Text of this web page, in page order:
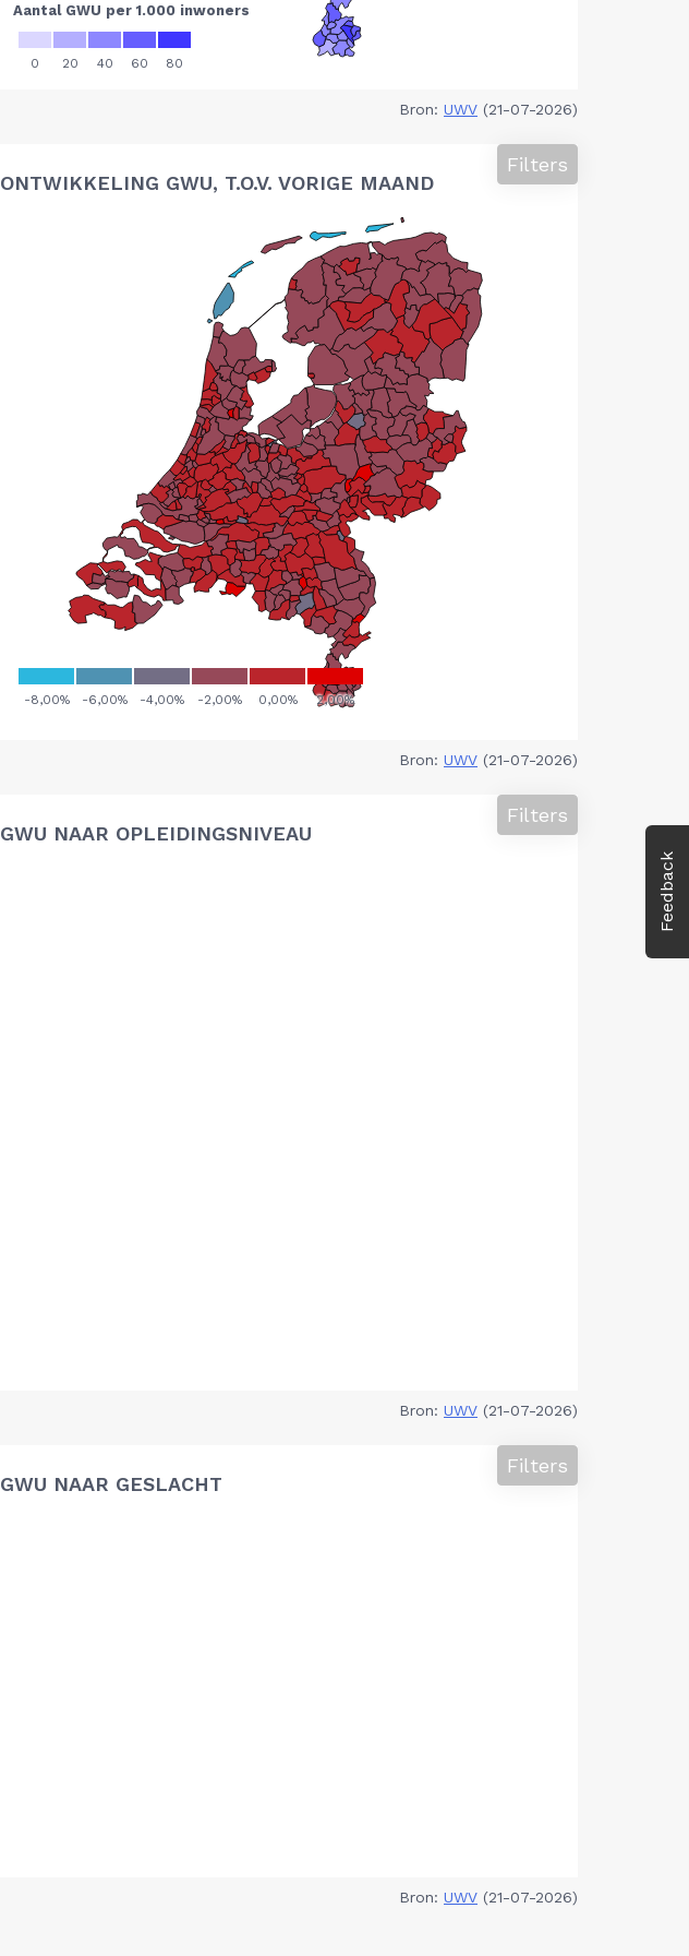
Feedback
Bron: UWV (21-07-2026)
ONTWIKKELING GWU, T.O.V. VORIGE MAAND
Filters
Bron: UWV (21-07-2026)
GWU NAAR OPLEIDINGSNIVEAU
Filters
Bron: UWV (21-07-2026)
GWU NAAR GESLACHT
Filters
Bron: UWV (21-07-2026)